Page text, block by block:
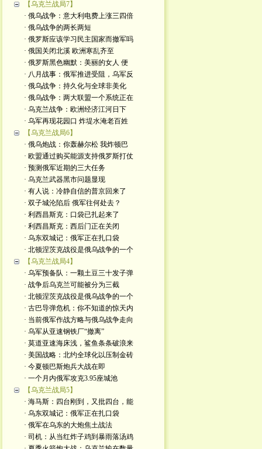
【乌克兰战局7】
· 俄乌战争：意大利电费上涨三四倍
· 俄乌战争的两长两短
· 俄罗斯应该学习民主国家而撤军吗
· 俄国关闭北溪 欧洲寒乱齐至
· 俄罗斯黑色幽默：美丽的女人 便
· 八月战事：俄军推进受阻，乌军反
· 俄乌战争：持久化与全球非美化
· 俄乌战争：两大联盟一个系统正在
· 乌克兰战争：欧洲经济江河日下
· 乌军再现花园口 炸堤水淹老百姓
【乌克兰战局6】
· 俄乌炮战：你轰赫尔松 我炸顿巴
· 欧盟通过购买能源支持俄罗斯打仗
· 预测俄军近期的三大任务
· 乌克兰武器黑市问题显现
· 有人说：冷静自信的普京回来了
· 双子城沦陷后 俄军往何处去？
· 利西昌斯克：口袋已扎起来了
· 利西昌斯克：西后门正在关闭
· 乌东双城记：俄军正在扎口袋
· 北顿涅茨克战役是俄乌战争的一个
【乌克兰战局4】
· 乌军预备队：一颗土豆三十发子弹
· 战争后乌克兰可能被分为三截
· 北顿涅茨克战役是俄乌战争的一个
· 古巴导弹危机：你不知道的惊天内
· 当前俄军作战方略与俄乌战争走向
· 乌军从亚速钢铁厂“撤离”
· 莫道亚速海床浅，鲨鱼条条破浪来
· 美国战略：北约全球化以压制金砖
· 今夏顿巴斯炮兵大战在即
· 一个月内俄军攻克3.95座城池
【乌克兰战局5】
· 海马斯：四台刚到，又批四台，能
· 乌东双城记：俄军正在扎口袋
· 俄军在乌东的大炮焦土战法
· 司机：从当红炸子鸡到暴雨落汤鸡